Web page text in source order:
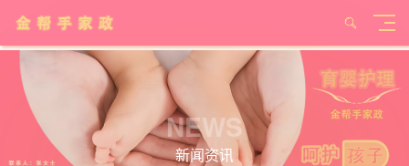
NEWS
新闻资讯